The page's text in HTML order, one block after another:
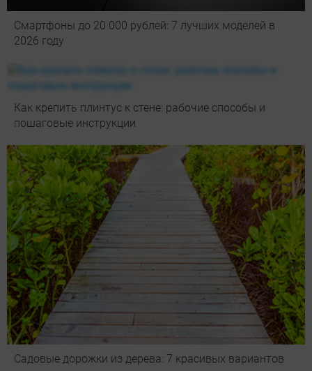
Смартфоны до 20 000 рублей: 7 лучших моделей в
2026 году
Как крепить плинтус к стене: рабочие способы и
пошаговые инструкции
Садовые дорожки из дерева: 7 красивых вариантов